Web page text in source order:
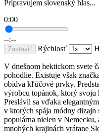
Pripravujem slovenský hlas...
0:00
--:--
Zastaviť Rýchlosť
V dnešnom hektickom svete
pohodlie. Existuje však
obidva kľúčové prvky.
výrobcu topánok, ktorý svoju
Preslávil sa vďaka
v ktorých spája módny
populárna nielen v Nemecku,
mnohých krajinách vrátane